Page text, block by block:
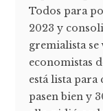
Todos para
2023 y
gremialista se
economistas
está lista
pasen bien y